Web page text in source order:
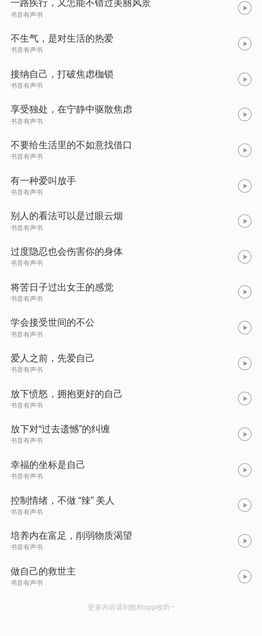
一路疾行，又怎能不错过美丽风景​
书音有声书
不生气，是对生活的热爱
书音有声书
接纳自己，打破焦虑枷锁
书音有声书
享受独处，在宁静中驱散焦虑
书音有声书
不要给生活里的不如意找借口​
书音有声书
有一种爱叫放手​
书音有声书
别人的看法可以是过眼云烟​
书音有声书
过度隐忍也会伤害你的身体​
书音有声书
将苦日子过出女王的感觉​
书音有声书
学会接受世间的不公​
书音有声书
爱人之前，先爱自己​
书音有声书
放下愤怒，拥抱更好的自己
书音有声书
放下对“过去遗憾”的纠缠
书音有声书
幸福的坐标是自己​
书音有声书
控制情绪，不做 “辣” 美人​
书音有声书
培养内在富足，削弱物质渴望
书音有声书
做自己的救世主​
书音有声书
更多内容请到酷狗app收听~